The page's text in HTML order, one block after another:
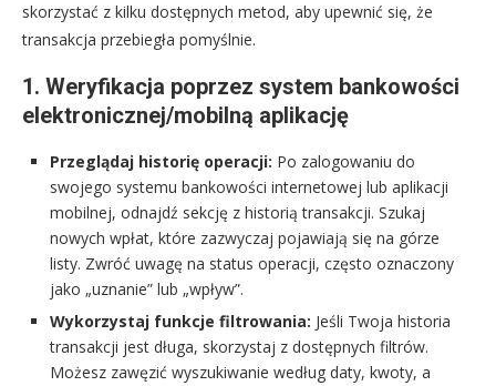
skorzystać z kilku dostępnych metod, aby upewnić się, że
transakcja przebiegła pomyślnie.
1. Weryfikacja poprzez system bankowości
elektronicznej/mobilną aplikację
Przeglądaj historię operacji: Po zalogowaniu do
swojego systemu bankowości internetowej lub aplikacji
mobilnej, odnajdź sekcję z historią transakcji. Szukaj
nowych wpłat, które zazwyczaj pojawiają się na górze
listy. Zwróć uwagę na status operacji, często oznaczony
jako „uznanie” lub „wpływ”.
Wykorzystaj funkcje filtrowania: Jeśli Twoja historia
transakcji jest długa, skorzystaj z dostępnych filtrów.
Możesz zawęzić wyszukiwanie według daty, kwoty, a